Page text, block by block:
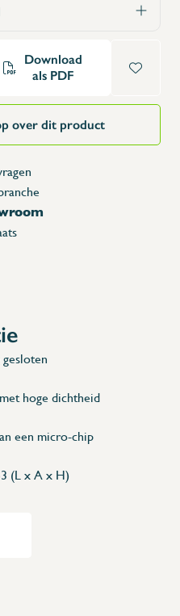
Download
als PDF
over dit product
hoge dichtheid
een micro-chip
(L x A x H)